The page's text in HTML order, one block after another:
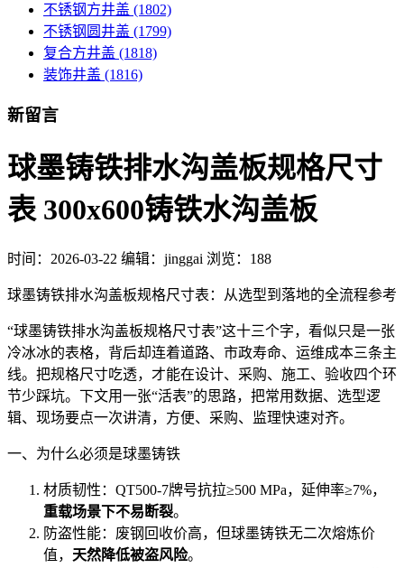
不锈钢方井盖 (1802)
不锈钢圆井盖 (1799)
复合方井盖 (1818)
装饰井盖 (1816)
新留言
球墨铸铁排水沟盖板规格尺寸
表 300x600铸铁水沟盖板
时间： 2026-03-22 编辑：jinggai 浏览：188
球墨铸铁排水沟盖板规格尺寸表：从选型到落地的全流程参考
“球墨铸铁排水沟盖板规格尺寸表”这十三个字，看似只是一张
冷冰冰的表格，背后却连着道路、市政寿命、运维成本三条主
线。把规格尺寸吃透，才能在设计、采购、施工、验收四个环
节少踩坑。下文用一张“活表”的思路，把常用数据、选型逻
辑、现场要点一次讲清，方便、采购、监理快速对齐。
一、为什么必须是球墨铸铁
材质韧性：QT500-7牌号抗拉≥500 MPa，延伸率≥7%，
重载场景下不易断裂。
防盗性能：废钢回收价高，但球墨铸铁无二次熔炼价
值， 天然降低被盗风险。